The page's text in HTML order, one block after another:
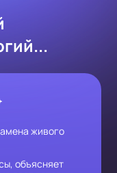
живого
объясняет